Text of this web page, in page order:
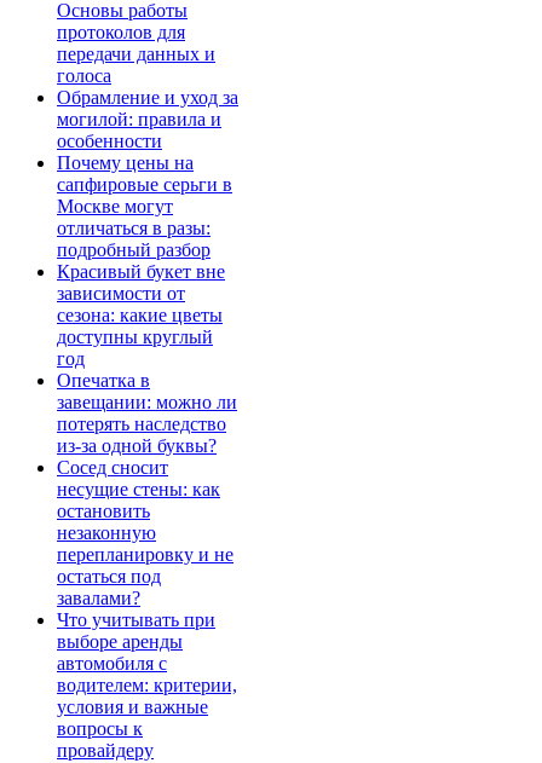
Основы работы
протоколов для
передачи данных и
голоса
Обрамление и уход за
могилой: правила и
особенности
Почему цены на
сапфировые серьги в
Москве могут
отличаться в разы:
подробный разбор
Красивый букет вне
зависимости от
сезона: какие цветы
доступны круглый
год
Опечатка в
завещании: можно ли
потерять наследство
из-за одной буквы?
Сосед сносит
несущие стены: как
остановить
незаконную
перепланировку и не
остаться под
завалами?
Что учитывать при
выборе аренды
автомобиля с
водителем: критерии,
условия и важные
вопросы к
провайдеру